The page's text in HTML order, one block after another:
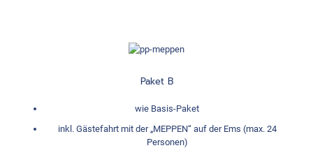
Paket B
wie Basis-Paket
inkl. Gästefahrt mit der „MEPPEN“ auf der Ems (max. 24
Personen)